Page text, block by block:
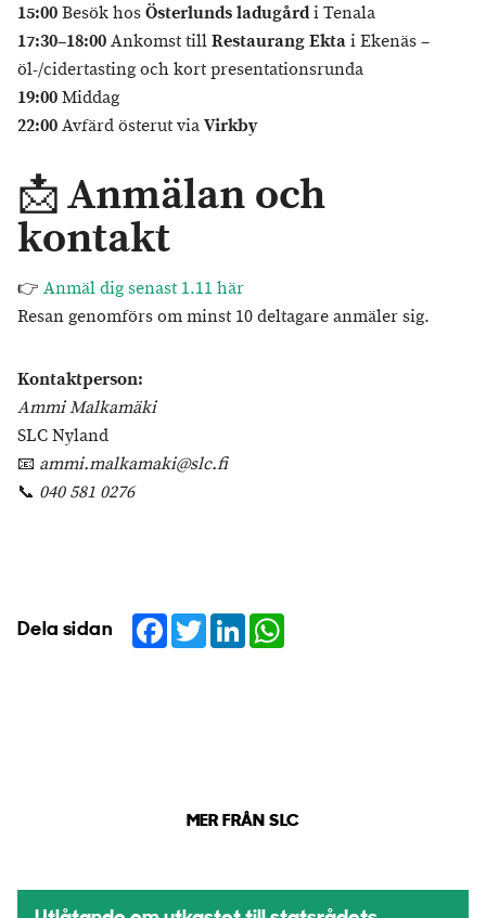
15:00Besök hosÖsterlunds ladugårdi Tenala
17:30–18:00Ankomst tillRestaurang Ektai Ekenäs –
öl-/cidertasting och kort presentationsrunda
19:00Middag
22:00Avfärd österut viaVirkby
📩 Anmälan och
kontakt
👉 Anmäl dig senast 1.11 här
Resan genomförs om minst 10 deltagare anmäler sig.
Kontaktperson:
Ammi Malkamäki
SLC Nyland
📧 ammi.malkamaki@slc.fi
📞 040 581 0276
Dela sidan Facebook
TwitterLinkedIn
MER FRÅN SLC